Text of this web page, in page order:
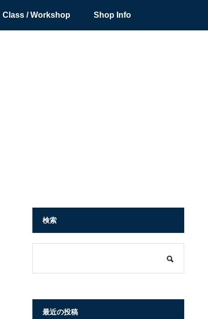
Class / Workshop Shop Info
検索
最近の投稿